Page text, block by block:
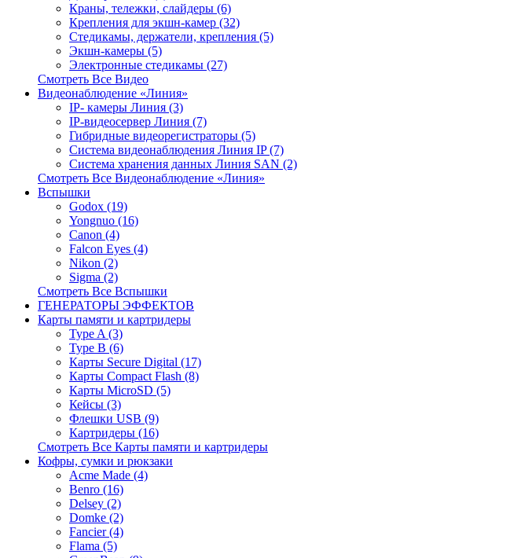
Краны, тележки, слайдеры (6)
Крепления для экшн-камер (32)
Стедикамы, держатели, крепления (5)
Экшн-камеры (5)
Электронные стедикамы (27)
Смотреть Все Видео
Видеонаблюдение «Линия»
IP- камеры Линия (3)
IP-видеосервер Линия (7)
Гибридные видеорегистраторы (5)
Система видеонаблюдения Линия IP (7)
Система хранения данных Линия SAN (2)
Смотреть Все Видеонаблюдение «Линия»
Вспышки
Godox (19)
Yongnuo (16)
Canon (4)
Falcon Eyes (4)
Nikon (2)
Sigma (2)
Смотреть Все Вспышки
ГЕНЕРАТОРЫ ЭФФЕКТОВ
Карты памяти и картридеры
Type A (3)
Type B (6)
Карты Secure Digital (17)
Карты Compact Flash (8)
Карты MicroSD (5)
Кейсы (3)
Флешки USB (9)
Картридеры (16)
Смотреть Все Карты памяти и картридеры
Кофры, сумки и рюкзаки
Acme Made (4)
Benro (16)
Delsey (2)
Domke (2)
Fancier (4)
Flama (5)